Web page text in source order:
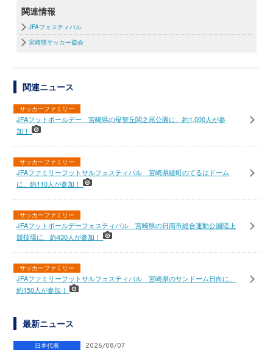
関連情報
JFAフェスティバル
宮崎県サッカー協会
関連ニュース
サッカーファミリー
JFAフットボールデー 宮崎県の母智丘関之尾公園に、約1,000人が参
加！
サッカーファミリー
JFAファミリーフットサルフェスティバル 宮崎県綾町のてるはドーム
に、約110人が参加！
サッカーファミリー
JFAフットボールデーフェスティバル 宮崎県の日南市総合運動公園陸上
競技場に、約430人が参加！
サッカーファミリー
JFAファミリーフットサルフェスティバル 宮崎県のサンドーム日向に、
約150人が参加！
最新ニュース
日本代表 2026/08/07